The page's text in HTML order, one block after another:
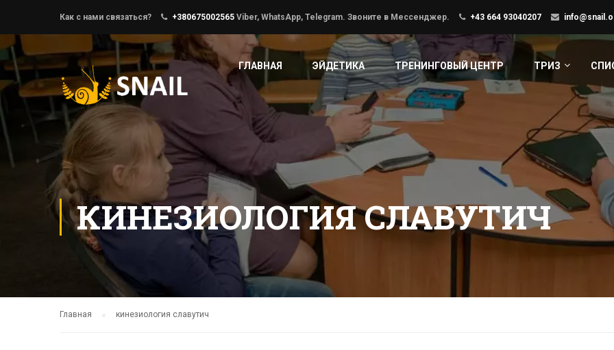
Как с нами связаться? +380675002565 Viber, WhatsApp, Telegram. Звоните в Мессенджер. +43 664 93040207
ГЛАВНАЯ ЭЙДЕТИКА ТРЕНИНГОВЫЙ ЦЕНТР ТРИЗ
КИНЕЗИОЛОГИЯ СЛАВУТИЧ
Главная кинезиология славутич